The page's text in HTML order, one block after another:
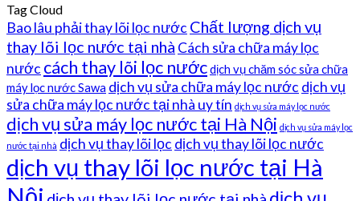
Tag Cloud
Bao lâu phải thay lõi lọc nước Chất lượng dịch vụ
thay lõi lọc nước tại nhà Cách sửa chữa máy lọc
nước cách thay lõi lọc nướcdịch vụ chăm sóc sửa chữa
máy lọc nước Sawa dịch vụ sửa chữa máy lọc nước dịch vụ
sửa chữa máy lọc nước tại nhà uy tín dịch vụ sửa máy lọc nước
dịch vụ sửa máy lọc nước tại Hà Nội dịch vụ sửa máy lọc
nước tại nhà dịch vụ thay lõi lọc dịch vụ thay lõi lọc nước
dịch vụ thay lõi lọc nước tại Hà